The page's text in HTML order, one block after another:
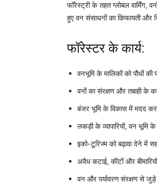
फॉरेस्ट्री के तहत ग्लोबल वार्मिंग,
हुए वन संसाधनों का किफायती और
फॉरेस्टर के कार्य:
वनभूमि के मालिकों को पौधों
वनों का संरक्षण और तबाही के
बंजर भूमि के विकास में मदद
लकड़ी के व्यापारियों, वन भूमि
इको-टूरिज्म को बढ़ावा देने में
अवैध कटाई, कीटों और
वन और पर्यावरण संरक्षण से जुड़े